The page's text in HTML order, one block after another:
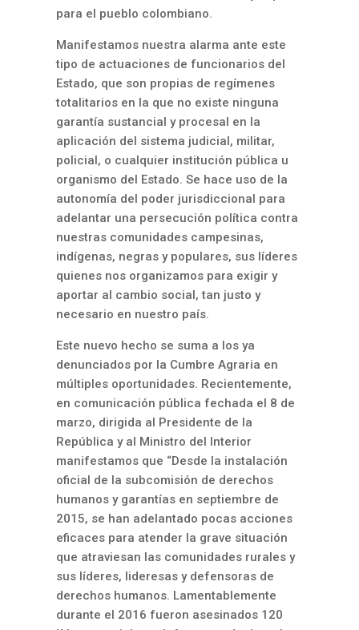
para el pueblo colombiano.
Manifestamos nuestra alarma ante este
tipo de actuaciones de funcionarios del
Estado, que son propias de regímenes
totalitarios en la que no existe ninguna
garantía sustancial y procesal en la
aplicación del sistema judicial, militar,
policial, o cualquier institución pública u
organismo del Estado. Se hace uso de la
autonomía del poder jurisdiccional para
adelantar una persecución política contra
nuestras comunidades campesinas,
indígenas, negras y populares, sus líderes
quienes nos organizamos para exigir y
aportar al cambio social, tan justo y
necesario en nuestro país.
Este nuevo hecho se suma a los ya
denunciados por la Cumbre Agraria en
múltiples oportunidades. Recientemente,
en comunicación pública fechada el 8 de
marzo, dirigida al Presidente de la
República y al Ministro del Interior
manifestamos que “Desde la instalación
oficial de la subcomisión de derechos
humanos y garantías en septiembre de
2015, se han adelantado pocas acciones
eficaces para atender la grave situación
que atraviesan las comunidades rurales y
sus líderes, lideresas y defensoras de
derechos humanos. Lamentablemente
durante el 2016 fueron asesinados 120